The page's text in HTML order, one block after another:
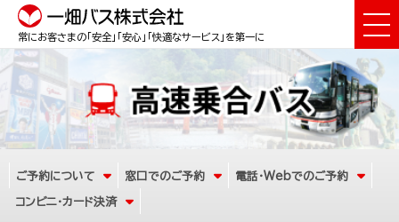
常にお客さまの「安全」「安心」「快適なサービス」を第一に
ご予約について 窓口でのご予約 電話･Webでのご予約
コンビニ･カード決済